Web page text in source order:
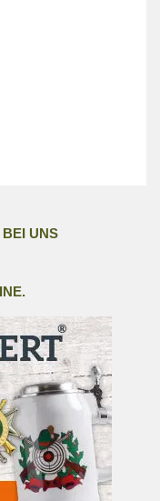
UNS